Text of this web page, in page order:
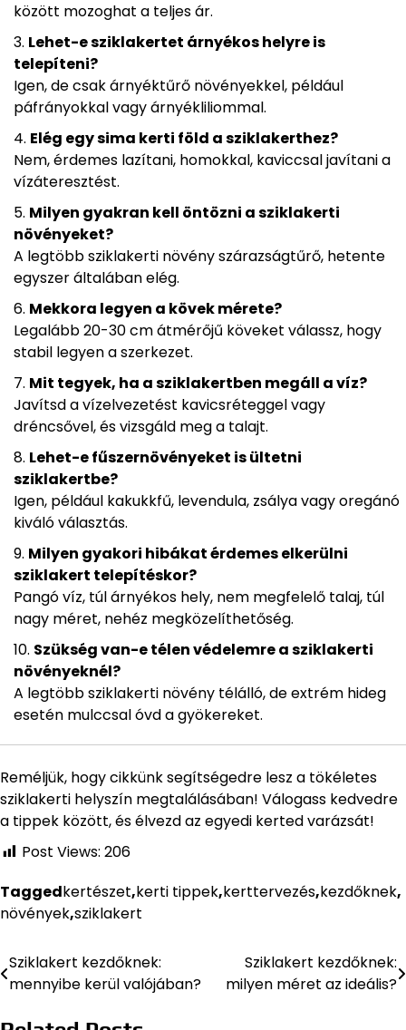
között mozoghat a teljes ár.
Lehet-e sziklakertet árnyékos helyre is
telepíteni?
Igen, de csak árnyéktűrő növényekkel, például
páfrányokkal vagy árnyékliliommal.
Elég egy sima kerti föld a sziklakerthez?
Nem, érdemes lazítani, homokkal, kaviccsal javítani a
vízáteresztést.
Milyen gyakran kell öntözni a sziklakerti
növényeket?
A legtöbb sziklakerti növény szárazságtűrő, hetente
egyszer általában elég.
Mekkora legyen a kövek mérete?
Legalább 20-30 cm átmérőjű köveket válassz, hogy
stabil legyen a szerkezet.
Mit tegyek, ha a sziklakertben megáll a víz?
Javítsd a vízelvezetést kavicsréteggel vagy
dréncsővel, és vizsgáld meg a talajt.
Lehet-e fűszernövényeket is ültetni
sziklakertbe?
Igen, például kakukkfű, levendula, zsálya vagy oregánó
kiváló választás.
Milyen gyakori hibákat érdemes elkerülni
sziklakert telepítéskor?
Pangó víz, túl árnyékos hely, nem megfelelő talaj, túl
nagy méret, nehéz megközelíthetőség.
Szükség van-e télen védelemre a sziklakerti
növényeknél?
A legtöbb sziklakerti növény télálló, de extrém hideg
esetén mulccsal óvd a gyökereket.
Reméljük, hogy cikkünk segítségedre lesz a tökéletes
sziklakerti helyszín megtalálásában! Válogass kedvedre
a tippek között, és élvezd az egyedi kerted varázsát!
Post Views: 206
Taggedkertészet,kerti tippek,kerttervezés,kezdőknek,
növények,sziklakert
Bejegyzés
navigáció
Sziklakert kezdőknek:
mennyibe kerül valójában?
Sziklakert kezdőknek:
milyen méret az ideális?